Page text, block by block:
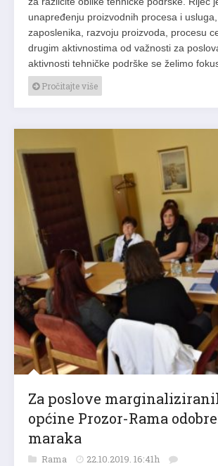
unapređenju proizvodnih procesa i
zaposlenika, razvoju proizvoda, procesu
drugim aktivnostima od važnosti za
aktivnosti tehničke podrške se želimo
Pročitajte više
Za poslove
općine Prozor-Rama
maraka
Rama 22.10.2019. 16:41h